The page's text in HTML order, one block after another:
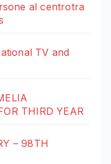
al centrotra
TV and
THIRD YEAR
– 98TH